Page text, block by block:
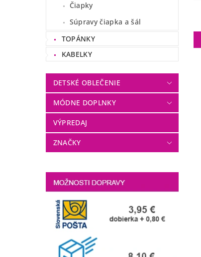
Čiapky
Súpravy čiapka a šál
TOPÁNKY
KABELKY
DETSKÉ OBLEČENIE
MÓDNE DOPLNKY
VÝPREDAJ
ZNAČKY